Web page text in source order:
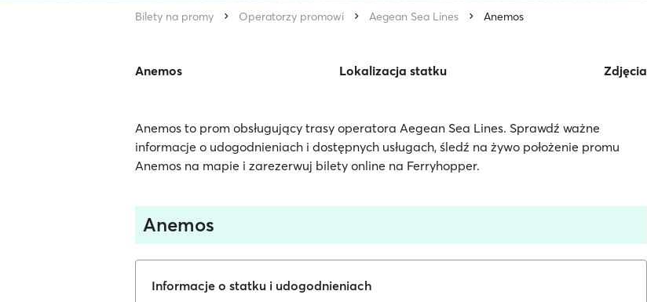
Bilety na promy Operatorzy promowi Aegean Sea Lines Anemos
Anemos Lokalizacja statku Zdjęcia
Anemos to prom obsługujący trasy operatora Aegean Sea Lines. Sprawdź ważne
informacje o udogodnieniach i dostępnych usługach, śledź na żywo położenie promu
Anemos na mapie i zarezerwuj bilety online na Ferryhopper.
Anemos
Informacje o statku i udogodnieniach